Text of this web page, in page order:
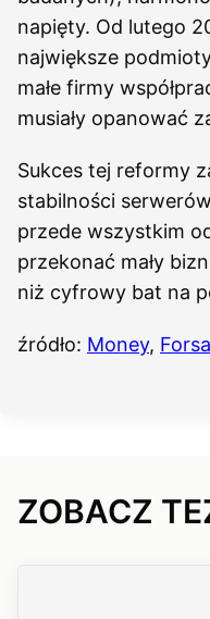
napięty. Od lutego
największe
małe firmy
musiały opanować
Sukces tej reformy
stabilności
przede wszystkim
przekonać mały
niż cyfrowy bat na
źródło: Money,
ZOBACZ